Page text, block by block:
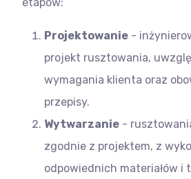
Projektowanie -
projekt rusztowania,
wymagania klienta oraz
przepisy.
Wytwarzanie -
zgodnie z projektem, z
odpowiednich materiałów i